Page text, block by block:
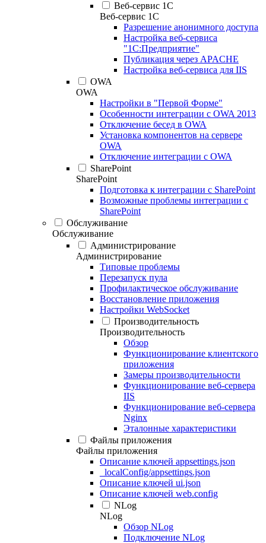
Веб-сервис 1С
Веб-сервис 1С
Разрешение анонимного доступа
Настройка веб-сервиса
"1С:Предприятие"
Публикация через APACHE
Настройка веб-сервиса для IIS
OWA
OWA
Настройки в "Первой Форме"
Особенности интеграции с OWA 2013
Отключение бесед в OWA
Установка компонентов на сервере
OWA
Отключение интеграции с OWA
SharePoint
SharePoint
Подготовка к интеграции с SharePoint
Возможные проблемы интеграции с
SharePoint
Обслуживание
Обслуживание
Администрирование
Администрирование
Типовые проблемы
Перезапуск пула
Профилактическое обслуживание
Восстановление приложения
Настройки WebSocket
Производительность
Производительность
Обзор
Функционирование клиентского
приложения
Замеры производительности
Функционирование веб-сервера
IIS
Функционирование веб-сервера
Nginx
Эталонные характеристики
Файлы приложения
Файлы приложения
Описание ключей appsettings.json
_localConfig/appsettings.json
Описание ключей ui.json
Описание ключей web.config
NLog
NLog
Обзор NLog
Подключение NLog